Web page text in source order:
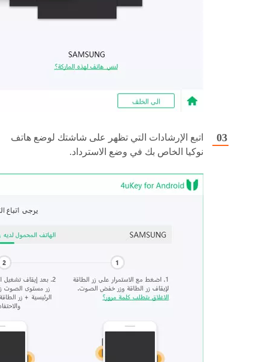
اتبع الإرشادات التي تظهر على شاشتك لوضع هاتف
نوكيا الخاص بك في وضع الاسترداد.